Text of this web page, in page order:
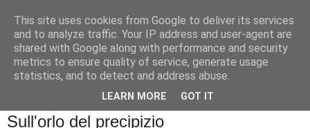
Badiale & Tringali
Sull'orlo del precipizio
This site uses cookies from Google to deliver its services
and to analyze traffic. Your IP address and user-agent are
shared with Google along with performance and security
metrics to ensure quality of service, generate usage
statistics, and to detect and address abuse.
LEARN MORE GOT IT